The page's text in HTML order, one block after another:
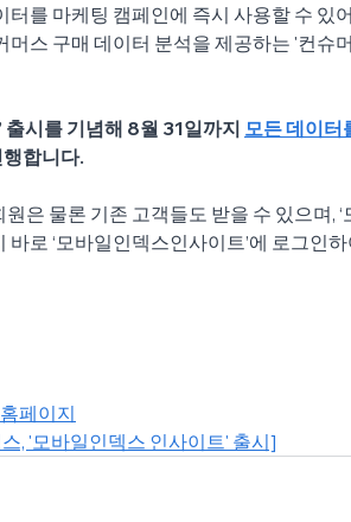
터를 마케팅 캠페인에 즉시 사용할 수 있
머스 구매 데이터 분석을 제공하는 '컨슈
출시를 기념해 8월 31일까지 모든 데이터
행합니다.
은 물론 기존 고객들도 받을 수 있으며,
바로 ‘모바일인덱스인사이트’에 로그인
페이지
, '모바일인덱스 인사이트' 출시]